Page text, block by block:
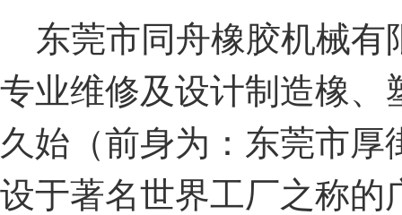
东莞市同舟橡胶机械有
专业维修及设计制造橡、
久始（前身为：东莞市
设于著名世界工厂之称的